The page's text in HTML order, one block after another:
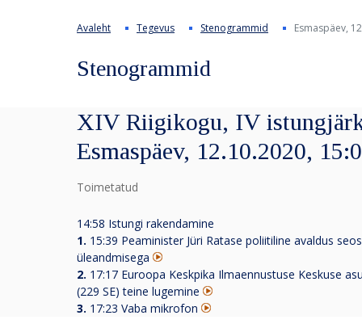
Avaleht Tegevus Stenogrammid Esmaspäev,
Stenogrammid
XIV Riigikogu, IV
Esmaspäev, 12.10.2020,
Toimetatud
14:58 Istungi rakendamine
1. 15:39 Peaminister Jüri Ratase poliitiline avaldus
üleandmisega
2. 17:17 Euroopa Keskpika Ilmaennustuse Keskuse
(229 SE) teine lugemine
3. 17:23 Vaba mikrofon